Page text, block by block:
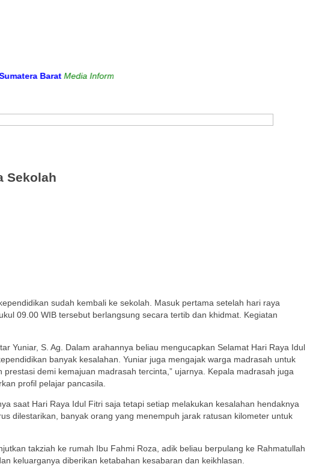
Barat Media Informasi dan Sarana Komunikasi Antara Sekolah dengan
Sekolah
sudah kembali ke sekolah. Masuk pertama setelah hari raya
09.00 WIB tersebut berlangsung secara tertib dan khidmat. Kegiatan
Yuniar, S. Ag. Dalam arahannya beliau mengucapkan Selamat Hari Raya Idul
banyak kesalahan. Yuniar juga mengajak warga madrasah untuk
demi kemajuan madrasah tercinta,” ujarnya. Kepala madrasah juga
profil pelajar pancasila.
saat Hari Raya Idul Fitri saja tetapi setiap melakukan kesalahan hendaknya
dilestarikan, banyak orang yang menempuh jarak ratusan kilometer untuk
takziah ke rumah Ibu Fahmi Roza, adik beliau berpulang ke Rahmatullah
keluarganya diberikan ketabahan kesabaran dan keikhlasan.